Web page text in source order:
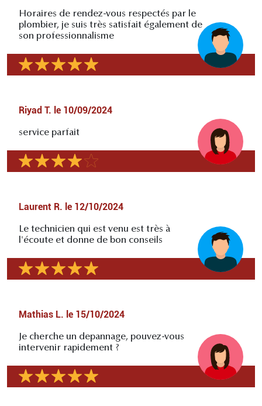
Horaires de rendez-vous respectés par le
plombier, je suis très satisfait également de
son professionnalisme
Riyad T. le 10/09/2024
service parfait
Laurent R. le 12/10/2024
Le technicien qui est venu est très à
l'écoute et donne de bon conseils
Mathias L. le 15/10/2024
Je cherche un depannage, pouvez-vous
intervenir rapidement ?